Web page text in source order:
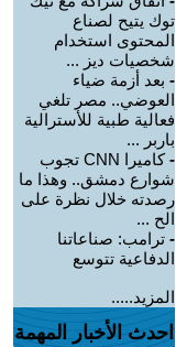
توك يتيح لصناع
المحتوى استخدام
شخصيات ديز ...
- بعد أزمة ضياء
العوضي.. مصر تلغي
فعالية طبية للأسترالية
باربر ...
-
كاميرا CNN تجوب
شوارع دمشق.. وهذا ما
رصدته خلال نظرة على
الح ...
- ترامب: صناعاتنا
الدفاعية تتوسع
المزيد.....
احدث الأخبار المهمة